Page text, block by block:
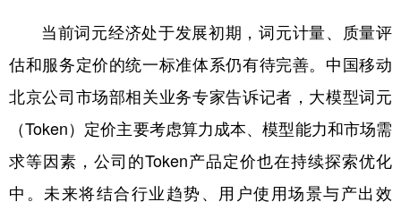
当前词元经济处于发展初期，词元计量、质量评
估和服务定价的统一标准体系仍有待完善。中国移动
北京公司市场部相关业务专家告诉记者，大模型词元
（Token）定价主要考虑算力成本、模型能力和市场需
求等因素，公司的Token产品定价也在持续探索优化
中。未来将结合行业趋势、用户使用场景与产出效